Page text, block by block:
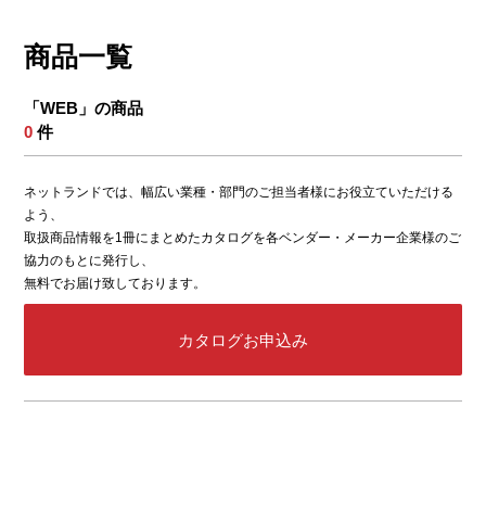
商品一覧
「WEB」の商品
0 件
ネットランドでは、幅広い業種・部門のご担当者様にお役立ていただける
よう、
取扱商品情報を1冊にまとめたカタログを各ベンダー・メーカー企業様のご
協力のもとに発行し、
無料でお届け致しております。
カタログお申込み